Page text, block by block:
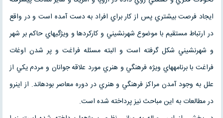
ایجاد فرصت بيشتري پس از کار براي افراد به دست آمده است و در واقع
در ارتباط مستقيم با موضوع شهرنشيني و کارکردها و ويژگي­هاي حاکم بر شهر
و شهرنشيني شکل گرفته است و البته مسئله فراغت و پر شدن اوغات
فراغت با برنامه­هاي ويژه فرهنگي و هنري مورد علاقه جوانان و مردم يکي از
علل به وجود آمدن مراکز فرهنگي و هنري در دوره معاصر بوده­اند. از اين­رو
در مطالعات به اين مباحث نيز پرداخته شده است.